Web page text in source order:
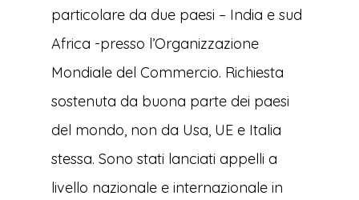
particolare da due paesi – India e sud
Africa -presso l’Organizzazione
Mondiale del Commercio. Richiesta
sostenuta da buona parte dei paesi
del mondo, non da Usa, UE e Italia
stessa. Sono stati lanciati appelli a
livello nazionale e internazionale in